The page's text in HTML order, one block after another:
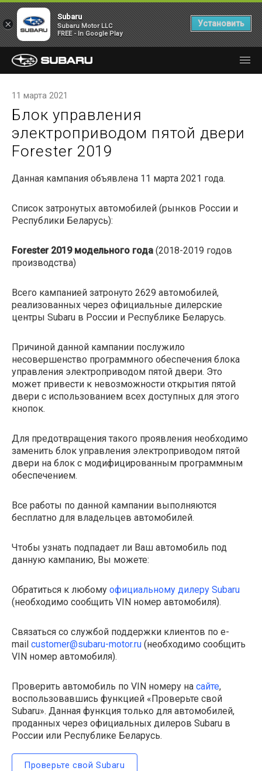
11 марта 2021
Блок управления
электроприводом пятой двери
Forester 2019
Данная кампания объявлена 11 марта 2021 года.
Список затронутых автомобилей (рынков России и
Республики Беларусь):
Forester 2019 модельного года (2018-2019 годов
производства)
Всего кампанией затронуто 2629 автомобилей,
реализованных через официальные дилерские
центры Subaru в России и Республике Беларусь.
Причиной данной кампании послужило
несовершенство программного обеспечения блока
управления электроприводом пятой двери. Это
может привести к невозможности открытия пятой
двери с использованием всех доступных для этого
кнопок.
Для предотвращения такого проявления необходимо
заменить блок управления электроприводом пятой
двери на блок с модифицированным программным
обеспечением.
Все работы по данной кампании выполняются
бесплатно для владельцев автомобилей.
Чтобы узнать подпадает ли Ваш автомобиль под
данную кампанию, Вы можете:
Обратиться к любому официальному дилеру Subaru
(необходимо сообщить VIN номер автомобиля).
Связаться со службой поддержки клиентов по e-
mail customer@subaru-motor.ru (необходимо сообщить
VIN номер автомобиля).
Проверить автомобиль по VIN номеру на сайте,
воспользовавшись функцией «Проверьте свой
Subaru». Данная функция только для автомобилей,
проданных через официальных дилеров Subaru в
России или Республике Беларусь.
Проверьте свой Subaru
×
Subaru
Subaru Motor LLC
FREE - In Google Play
Установить